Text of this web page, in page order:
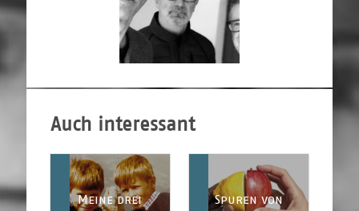
Auch interessant
Meine drei Spuren von